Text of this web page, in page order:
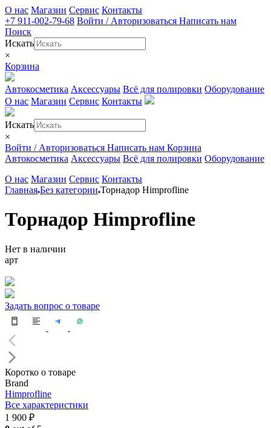
О нас Магазин Сервис Контакты
+7 911-002-79-68 Войти / Авторизоваться Написать нам
Поиск
Искать
×
Корзина
Автокосметика Аксессуары Всё для полировки Оборудование
О нас Магазин Сервис Контакты
Искать
×
Войти / Авторизоваться Написать нам Корзина
Автокосметика Аксессуары Всё для полировки Оборудование
О нас Магазин Сервис Контакты
Главная Без категории Торнадор Himprofline
Торнадор Himprofline
Нет в наличии
арт
Задать вопрос о товаре
Коротко о товаре
Brand
Himprofline
Все характеристики
1 900 ₽